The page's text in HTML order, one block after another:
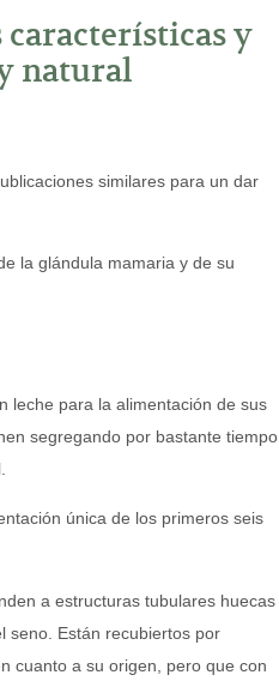
y
natural
similares para un dar
la glándula mamaria y de su
leche para la alimentación de sus
segregando por bastante tiempo
única de los primeros seis
a estructuras tubulares huecas
seno. Están recubiertos por
cuanto a su origen, pero que con